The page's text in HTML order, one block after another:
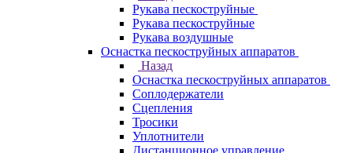
Рукава пескоструйные
Рукава пескоструйные
Рукава воздушные
Оснастка пескоструйных аппаратов
Назад
Оснастка пескоструйных аппаратов
Соплодержатели
Сцепления
Тросики
Уплотнители
Дистанционное управление